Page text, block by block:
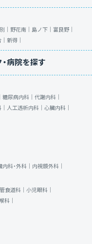
｜ 野花南｜ 島ノ下｜ 富良野｜
新得｜
病院を探す
糖尿病内科｜ 代謝内科｜
人工透析内科｜ 心臓内科｜
内科・外科｜ 内視鏡外科｜
食道科｜ 小児眼科｜
科｜